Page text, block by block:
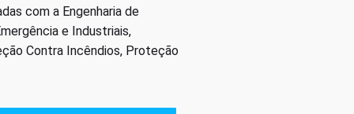
com a Engenharia de
e Industriais,
Contra Incêndios, Proteção